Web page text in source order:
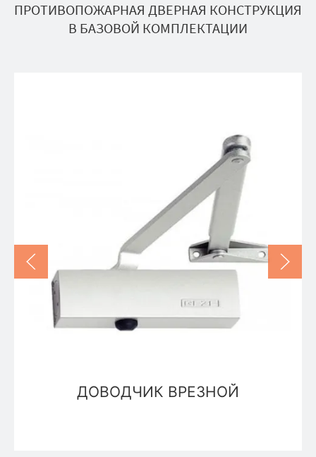
ПРОТИВОПОЖАРНАЯ ДВЕРНАЯ КОНСТРУКЦИЯ
В БАЗОВОЙ КОМПЛЕКТАЦИИ
ДОВОДЧИК ВРЕЗНОЙ